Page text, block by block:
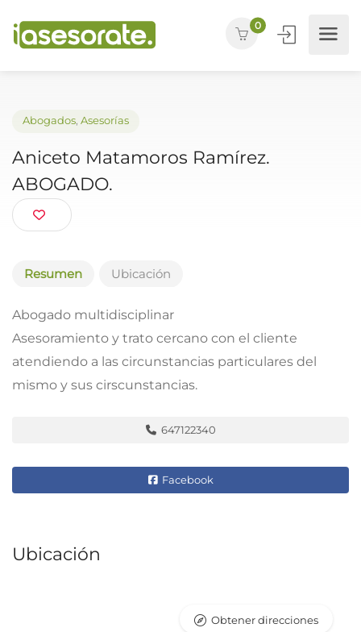
0
Aniceto Matamoros Ramírez.
ABOGADO.
Resumen Ubicación
Abogado multidisciplinar
Asesoramiento y trato cercano con el cliente
atendiendo a las circunstancias particulares del
mismo y sus cirscunstancias.
647122340
Facebook
Ubicación
Obtener direcciones